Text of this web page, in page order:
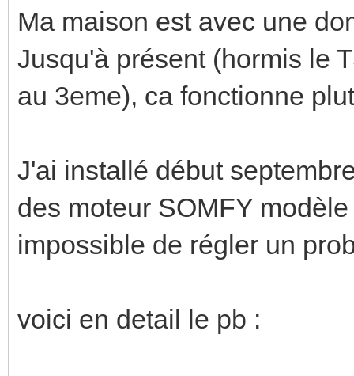
Ma maison est avec une
Jusqu'à présent (hormis le
au 3eme), ca fonctionne
J'ai installé début
des moteur SOMFY
impossible de régler un
voici en detail le pb :